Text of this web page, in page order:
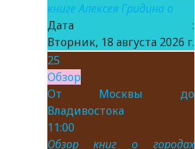
книге Алексея Гридина о
Дата :
Вторник, 18 августа 2026 г.
25
Обзор
От Москвы до
Владивостока
11:00
Обзор книг о городах